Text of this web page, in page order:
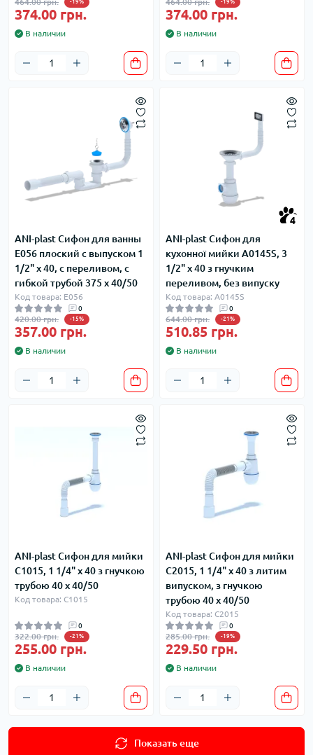
-19%
374.00 грн.
В наличии
-19%
374.00 грн.
В наличии
ANI-plast Сифон для ванны
Е056 плоский с выпуском 1
1/2" x 40, с переливом, с
гибкой трубой 375 x 40/50
Код товара: Е056
0
420.00 грн. -15%
357.00 грн.
В наличии
4
ANI-plast Сифон для
кухонної мийки A0145S, 3
1/2" x 40 з гнучким
переливом, без випуску
Код товара: A0145S
0
644.00 грн. -21%
510.85 грн.
В наличии
ANI-plast Сифон для мийки
C1015, 1 1/4" x 40 з гнучкою
трубою 40 x 40/50
Код товара: C1015
0
322.00 грн. -21%
255.00 грн.
В наличии
ANI-plast Сифон для мийки
C2015, 1 1/4" х 40 з литим
випуском, з гнучкою
трубою 40 x 40/50
Код товара: C2015
0
285.00 грн. -19%
229.50 грн.
В наличии
Показать еще